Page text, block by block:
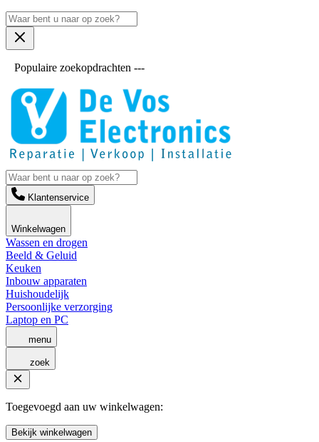
Populaire zoekopdrachten ---
Klantenservice
Winkelwagen
Wassen en drogen
Beeld & Geluid
Keuken
Inbouw apparaten
Huishoudelijk
Persoonlijke verzorging
Laptop en PC
menu
zoek
Toegevoegd aan uw winkelwagen:
Bekijk winkelwagen